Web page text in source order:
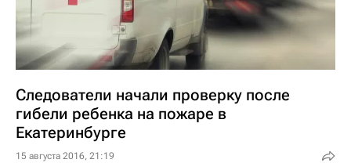
Следователи начали проверку после
гибели ребенка на пожаре в
Екатеринбурге
15 августа 2016, 21:19